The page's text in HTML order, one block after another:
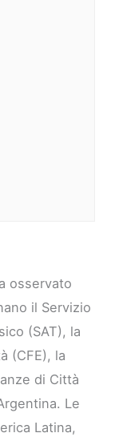
osservato
il Servizio
(SAT), la
(CFE), la
di Città
Le
Latina,